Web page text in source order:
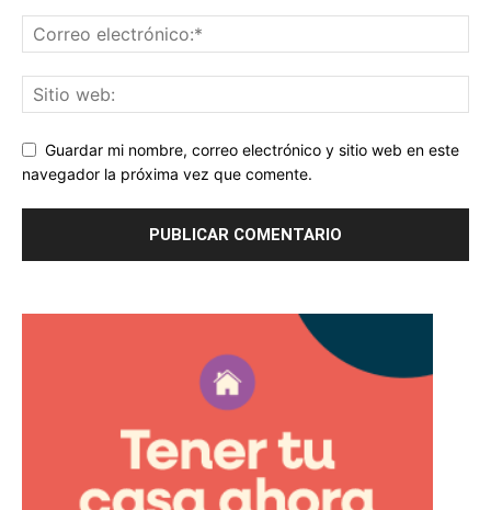
Guardar mi nombre, correo electrónico y sitio web en este
navegador la próxima vez que comente.